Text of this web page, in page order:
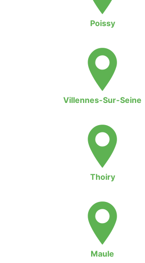
Poissy
Villennes-Sur-Seine
Thoiry
Maule